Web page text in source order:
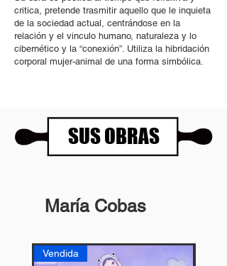
critica, pretende trasmitir aquello que le inquieta
de la sociedad actual, centrándose en la
relación y el vinculo humano, naturaleza y lo
cibernético y la “conexión”. Utiliza la hibridación
corporal mujer-animal de una forma simbólica.
SUS OBRAS
María Cobas
Vendida